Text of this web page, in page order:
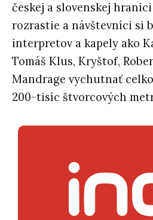
českej a slovenskej
rozrastie a návštevníci si
interpretov a kapely ako
Tomáš Klus, Kryštof,
Mandrage vychutnať
200-tisíc štvorcových